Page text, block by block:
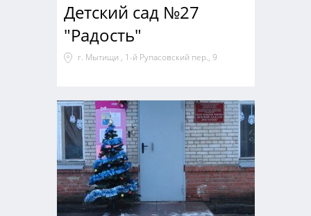
Детский сад №27
"Радость"
г. Мытищи , 1-й Рупасовский пер., 9